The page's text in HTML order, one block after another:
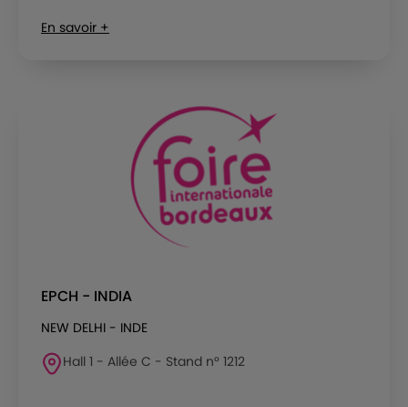
En savoir +
EPCH - INDIA
NEW DELHI - INDE
Hall 1 - Allée C - Stand n° 1212